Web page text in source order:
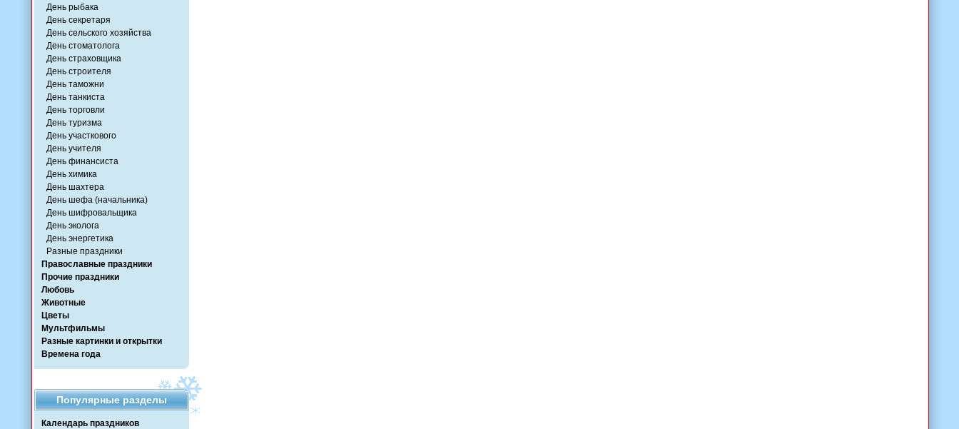
День рыбака
День секретаря
День сельского хозяйства
День стоматолога
День страховщика
День строителя
День таможни
День танкиста
День торговли
День туризма
День участкового
День учителя
День финансиста
День химика
День шахтера
День шефа (начальника)
День шифровальщика
День эколога
День энергетика
Разные праздники
Православные праздники
Прочие праздники
Любовь
Животные
Цветы
Мультфильмы
Разные картинки и открытки
Времена года
Популярные разделы
Календарь праздников